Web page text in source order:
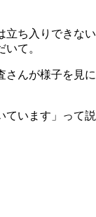
立ち入りできない
て。
んが様子を見に
います」って説